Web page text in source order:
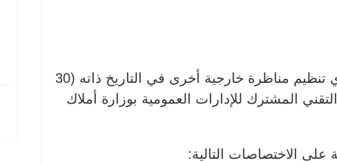
بالتوازي مع مناظرة المهندسين، يجري تنظيم مناظرة خارجية أخرى في التاريخ ذاته (30
التقني المشترك للإدارات العمومية بوزارة أملاك